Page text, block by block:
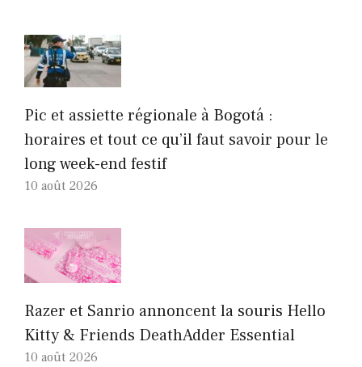
Pic et assiette régionale à Bogotá :
horaires et tout ce qu’il faut savoir pour le
long week-end festif
10 août 2026
Razer et Sanrio annoncent la souris Hello
Kitty & Friends DeathAdder Essential
10 août 2026